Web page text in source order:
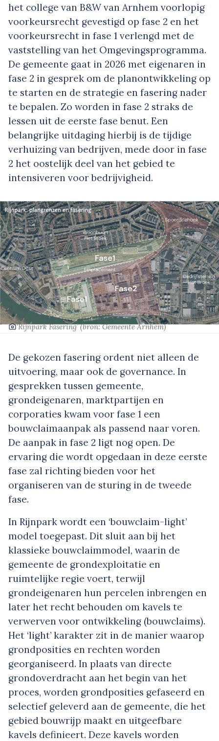
het college van B&W van Arnhem voorlopig
voorkeursrecht gevestigd op fase 2 en het
voorkeursrecht in fase 1 verlengd met de
vaststelling van het Omgevingsprogramma.
De gemeente gaat in 2026 met eigenaren in
fase 2 in gesprek om de planontwikkeling op
te starten en de strategie en fasering nader
te bepalen. Zo worden in fase 2 straks de
lessen uit de eerste fase benut. Een
belangrijke uitdaging hierbij is de tijdige
verhuizing van bedrijven, mede door in fase
2 het oostelijk deel van het gebied te
intensiveren voor bedrijvigheid.
‘Rijnpark Fasering’(bron: Gemeente Arnhem)
De gekozen fasering ordent niet alleen de
uitvoering, maar ook de governance. In
gesprekken tussen gemeente,
grondeigenaren, marktpartijen en
corporaties kwam voor fase 1 een
bouwclaimaanpak als passend naar voren.
De aanpak in fase 2 ligt nog open. De
ervaring die wordt opgedaan in deze eerste
fase zal richting bieden voor het
organiseren van de sturing in de tweede
fase.
In Rijnpark wordt een ‘bouwclaim-light’
model toegepast. Dit sluit aan bij het
klassieke bouwclaimmodel, waarin de
gemeente de grondexploitatie en
ruimtelijke regie voert, terwijl
grondeigenaren hun percelen inbrengen en
later het recht behouden om kavels te
verwerven voor ontwikkeling (bouwclaims).
Het ‘light’ karakter zit in de manier waarop
grondposities en rechten worden
georganiseerd. In plaats van directe
grondoverdracht aan het begin van het
proces, worden grondposities gefaseerd en
selectief geleverd aan de gemeente, die het
gebied bouwrijp maakt en uitgeefbare
kavels definieert. Deze kavels worden